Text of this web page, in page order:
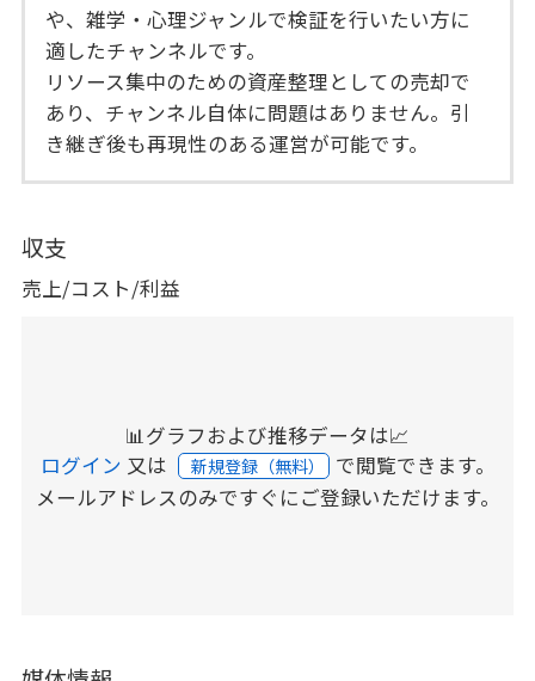
や、雑学・心理ジャンルで検証を行いたい方に
適したチャンネルです。
リソース集中のための資産整理としての売却で
あり、チャンネル自体に問題はありません。引
き継ぎ後も再現性のある運営が可能です。
収支
売上/コスト/利益
📊グラフおよび推移データは📈
ログイン 又は 新規登録（無料） で閲覧できます。
メールアドレスのみですぐにご登録いただけます。